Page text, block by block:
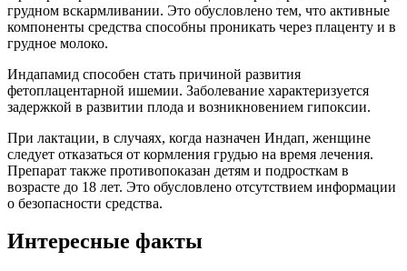
грудном вскармливании. Это обусловлено тем, что активные
компоненты средства способны проникать через плаценту и в
грудное молоко.
Индапамид способен стать причиной развития
фетоплацентарной ишемии. Заболевание характеризуется
задержкой в развитии плода и возникновением гипоксии.
При лактации, в случаях, когда назначен Индап, женщине
следует отказаться от кормления грудью на время лечения.
Препарат также противопоказан детям и подросткам в
возрасте до 18 лет. Это обусловлено отсутствием информации
о безопасности средства.
Интересные факты